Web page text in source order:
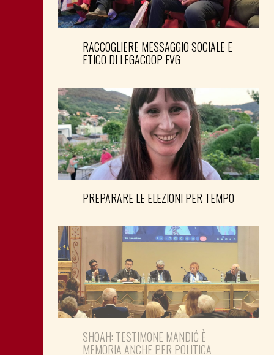
RACCOGLIERE MESSAGGIO SOCIALE E
ETICO DI LEGACOOP FVG
PREPARARE LE ELEZIONI PER TEMPO
SHOAH: TESTIMONE MANDIĆ È
MEMORIA ANCHE PER POLITICA